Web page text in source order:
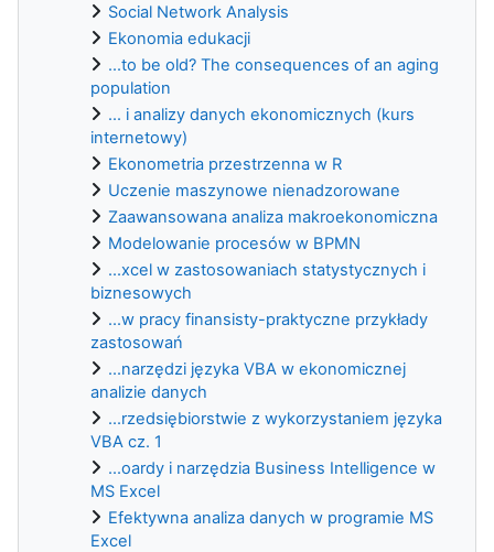
Social Network Analysis
Ekonomia edukacji
...to be old? The consequences of an aging
population
... i analizy danych ekonomicznych (kurs
internetowy)
Ekonometria przestrzenna w R
Uczenie maszynowe nienadzorowane
Zaawansowana analiza makroekonomiczna
Modelowanie procesów w BPMN
...xcel w zastosowaniach statystycznych i
biznesowych
...w pracy finansisty-praktyczne przykłady
zastosowań
...narzędzi języka VBA w ekonomicznej
analizie danych
...rzedsiębiorstwie z wykorzystaniem języka
VBA cz. 1
...oardy i narzędzia Business Intelligence w
MS Excel
Efektywna analiza danych w programie MS
Excel